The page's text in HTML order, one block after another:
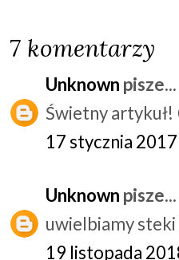
7 komentarzy
Unknown pisze...
Świetny artykuł!
17 stycznia
Unknown pisze...
uwielbiamy
19 listopada